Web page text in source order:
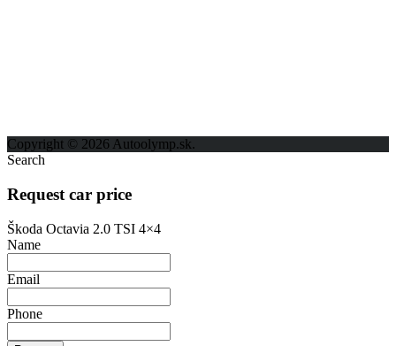
Copyright © 2026 Autoolymp.sk.
Search
Request car price
Škoda Octavia 2.0 TSI 4×4
Name
Email
Phone